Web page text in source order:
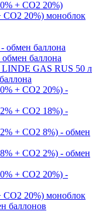
+ CO2 20%)
CO2 20%) моноблок
обмен баллона
баллона
LINDE GAS RUS 50 л
+ CO2 20%) -
+ CO2 18%) -
+ CO2 8%) - обмен
+ CO2 2%) - обмен
+ CO2 20%) -
CO2 20%) моноблок
баллонов